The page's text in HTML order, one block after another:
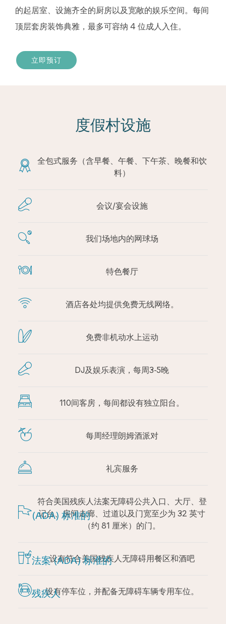
的起居室、设施齐全的厨房以及宽敞的娱乐空间。每间
顶层套房装饰典雅，最多可容纳 4 位成人入住。
立即预订
度假村设施
全包式服务（含早餐、午餐、下午茶、晚餐和饮
料）
会议/宴会设施
我们场地内的网球场
特色餐厅
酒店各处均提供免费无线网络。
免费非机动水上运动
DJ及娱乐表演，每周3-5晚
110间客房，每间都设有独立阳台。
每周经理朗姆酒派对
礼宾服务
符合美国残疾人法案
(ADA) 标准的
无障碍公共入口、大厅、登
记台、房间走廊、过道以及门宽至少为 32 英寸
（约 81 厘米）的门。
设有符合美国残疾人
法案 (ADA) 标准的 无障碍用餐区和酒吧
设有
残疾人停车位，并配备无障碍车辆专用车位。